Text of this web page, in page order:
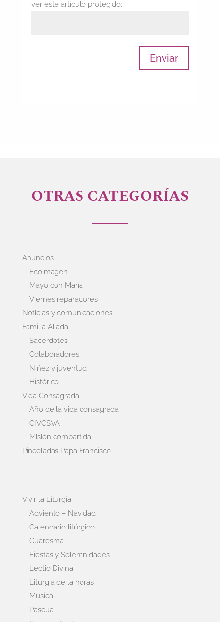
ver este artículo protegido:
Enviar
OTRAS CATEGORÍAS
Anuncios
Ecoimagen
Mayo con María
Viernes reparadores
Noticias y comunicaciones
Familia Aliada
Sacerdotes
Colaboradores
Niñez y juventud
Histórico
Vida Consagrada
Año de la vida consagrada
CIVCSVA
Misión compartida
Pinceladas Papa Francisco
Vivir la Liturgia
Adviento – Navidad
Calendario litúrgico
Cuaresma
Fiestas y Solemnidades
Lectio Divina
Liturgia de la horas
Música
Pascua